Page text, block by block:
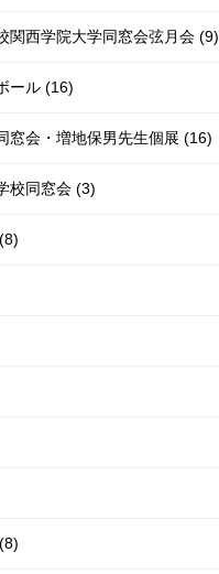
関西学院大学同窓会弦月会 (9)
ール (16)
窓会・増地保男先生個展 (16)
校同窓会 (3)